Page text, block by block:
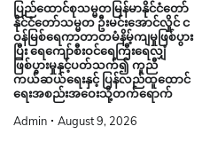
ပြည်ထောင်စုသမ္မတမြန်မာနိုင်ငံတော်
နိုင်ငံတော်သမ္မတ ဦးမင်းအောင်လှိုင် င
ဝန်မြစ်ရေကာတာတမံနိမ့်ကျမှုဖြစ်ပွား
ပြီး ရေကျော်စီးဝင်ရေကြီးရေလျှံ
ဖြစ်ပွားမှုနှင့်ပတ်သက်၍ ကူညီ
ကယ်ဆယ်ရေးနှင့် ပြန်လည်ထူထောင်
ရေးအစည်းအဝေးသို့တက်ရောက်
Admin August 9, 2026